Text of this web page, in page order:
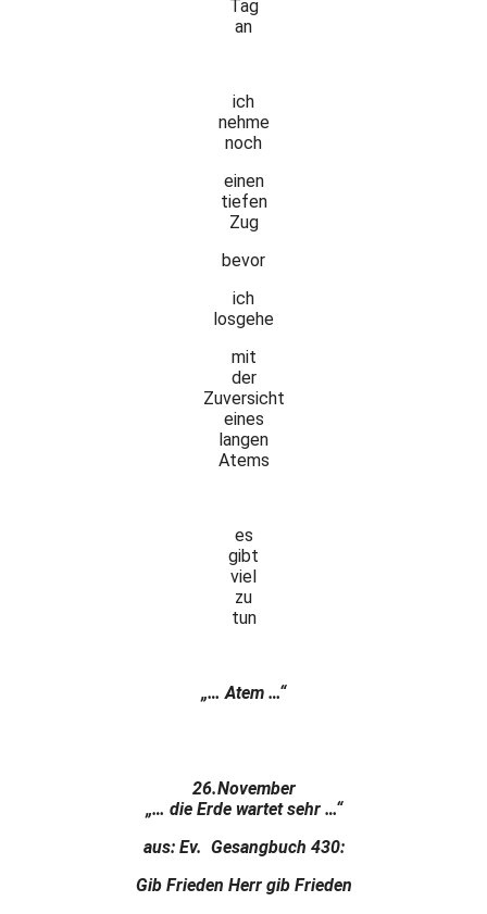
Tag
an
ich
nehme
noch
einen
tiefen
Zug
bevor
ich
losgehe
mit
der
Zuversicht
eines
langen
Atems
es
gibt
viel
zu
tun
„… Atem …“
26.November
„… die Erde wartet sehr …“
aus: Ev. Gesangbuch 430:
Gib Frieden Herr gib Frieden